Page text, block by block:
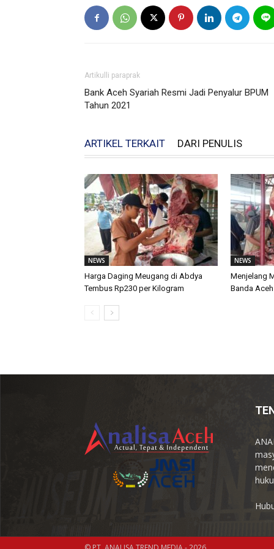
Artikulli paraprak
Bank Aceh Syariah Resmi Jadi Penyalur BPUM
Tahun 2021
ARTIKEL TERKAIT DARI PENULIS
NEWS
Harga Daging Meugang di Abdya
Tembus Rp230 per Kilogram
NEWS
Menjelang
Banda